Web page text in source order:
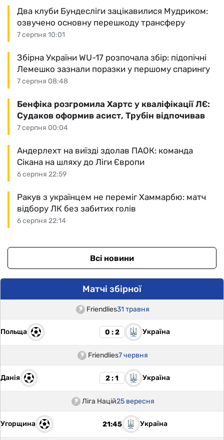
7 серпня 10:01
Два клуби Бундесліги зацікавилися Мудриком:
озвучено основну перешкоду трансферу
7 серпня 08:48
Збірна України WU-17 розпочала збір: підопічні
Лемешко зазнали поразки у першому спарингу
7 серпня 00:04
Бенфіка розгромила Хартс у кваліфікації ЛЄ:
Судаков оформив асист, Трубін відпочивав
6 серпня 22:59
Андерлехт на виїзді здолав ПАОК: команда
Сікана на шляху до Ліги Європи
6 серпня 22:14
Ракув з українцем не переміг Хаммарбю: матч
відбору ЛК без забитих голів
Всі новини
Матчі збірної
Friendlies31 травня
Польща 0 : 2 Україна
Friendlies7 червня
Данія 2 : 1 Україна
Ліга Націй25 вересня
Угорщина 21:45 Україна